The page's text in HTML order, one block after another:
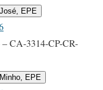
EPE
– CA-3314-CP-CR-
EPE